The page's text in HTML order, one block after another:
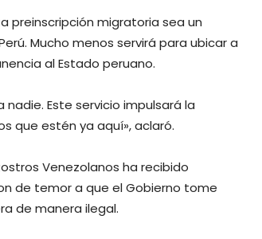
preinscripción migratoria sea un
Mucho menos servirá para ubicar a
al Estado peruano.
Este servicio impulsará la
que estén ya aquí», aclaró.
Venezolanos ha recibido
de temor a que el Gobierno tome
de manera ilegal.